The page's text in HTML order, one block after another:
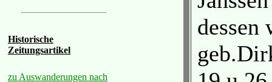
Historische
Zeitungsartikel
zu Auswanderungen nach
dessen